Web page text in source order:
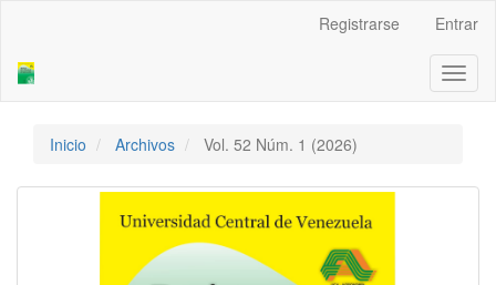
Barra
Registrarse Entrar
Inicio Archivos Vol. 52 Núm. 1 (2026)